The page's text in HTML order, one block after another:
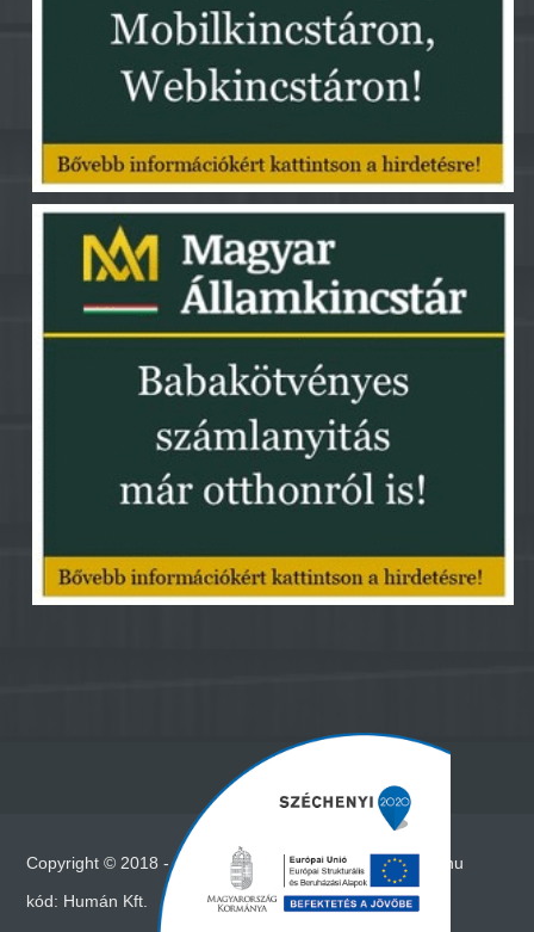
Copyright © 2018 - Minden jog fenntartva - www.vadna.hu
kód: Humán Kft.